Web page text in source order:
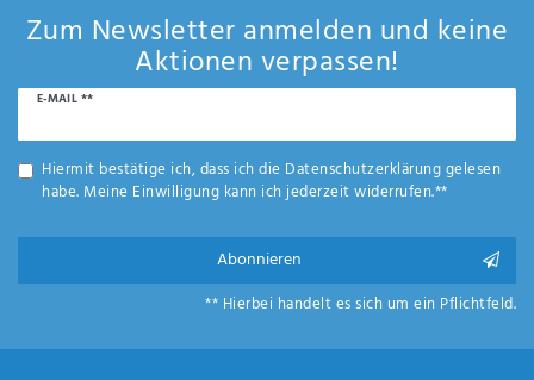
Anf
rag
sen
de
n
Zum Newsletter anmelden und keine
Aktionen verpassen!
E-MAIL **
Newsletter
Hiermit bestätige ich, dass ich die Daten­schutz­erklärunggelesen
habe. Meine Einwilligung kann ich jederzeit widerrufen.**
Abonnieren
** Hierbei handelt es sich um ein Pflichtfeld.